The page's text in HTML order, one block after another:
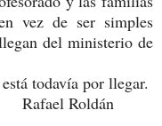
vez de ser simples
del ministerio de
por llegar.